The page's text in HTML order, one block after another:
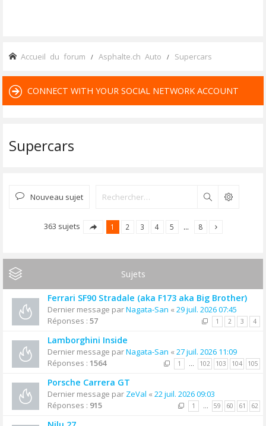
Accueil du forum Asphalte.ch Auto Supercars
CONNECT WITH YOUR SOCIAL NETWORK ACCOUNT
Supercars
Nouveau sujet Rechercher
363 sujets 1 2 3 4 5 … 8
Sujets
Ferrari SF90 Stradale (aka F173 aka Big Brother)
Dernier message parNagata-San « 29 juil. 2026 07:45
Réponses : 57 1 2 3 4
Lamborghini Inside
Dernier message parNagata-San « 27 juil. 2026 11:09
Réponses : 1564 1 … 102 103 104 105
Porsche Carrera GT
Dernier message par ZeVal « 22 juil. 2026 09:03
Réponses : 915 1 … 59 60 61 62